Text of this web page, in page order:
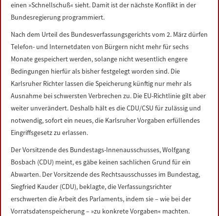
einen »Schnellschuß« sieht. Damit ist der nächste Konflikt in der
Bundesregierung programmiert.
Nach dem Urteil des Bundesverfassungsgerichts vom 2. März dürfen
Telefon- und Internetdaten von Bürgern nicht mehr für sechs
Monate gespeichert werden, solange nicht wesentlich engere
Bedingungen hierfür als bisher festgelegt worden sind. Die
Karlsruher Richter lassen die Speicherung künftig nur mehr als
Ausnahme bei schwersten Verbrechen zu. Die EU-Richtlinie gilt aber
weiter unverändert. Deshalb hält es die CDU/CSU für zulässig und
notwendig, sofort ein neues, die Karlsruher Vorgaben erfüllendes
Eingriffsgesetz zu erlassen.
Der Vorsitzende des Bundestags-Innenausschusses, Wolfgang
Bosbach (CDU) meint, es gäbe keinen sachlichen Grund für ein
Abwarten. Der Vorsitzende des Rechtsausschusses im Bundestag,
Siegfried Kauder (CDU), beklagte, die Verfassungsrichter
erschwerten die Arbeit des Parlaments, indem sie – wie bei der
Vorratsdatenspeicherung – »zu konkrete Vorgaben« machten.